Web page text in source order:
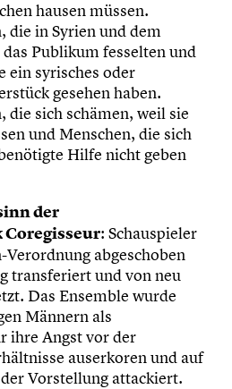
hausen müssen.
die in Syrien und dem
Publikum fesselten und
ein syrisches oder
gesehen haben.
die sich schämen, weil sie
und Menschen, die sich
Hilfe nicht geben
der
: Schauspieler
abgeschoben
transferiert und von neu
Das Ensemble wurde
Männern als
ihre Angst vor der
auserkoren und auf
Vorstellung attackiert.